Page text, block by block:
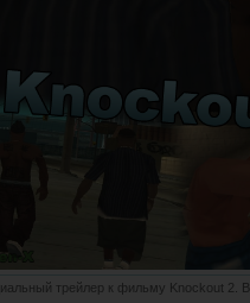
трейлер к фильму Knockout 2.